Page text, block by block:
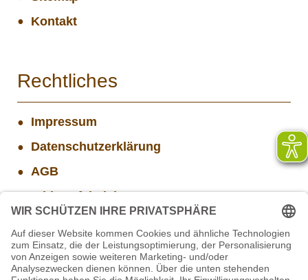
Kontakt
Rechtliches
Impressum
Datenschutzerklärung
AGB
Widerrufsbelehrung